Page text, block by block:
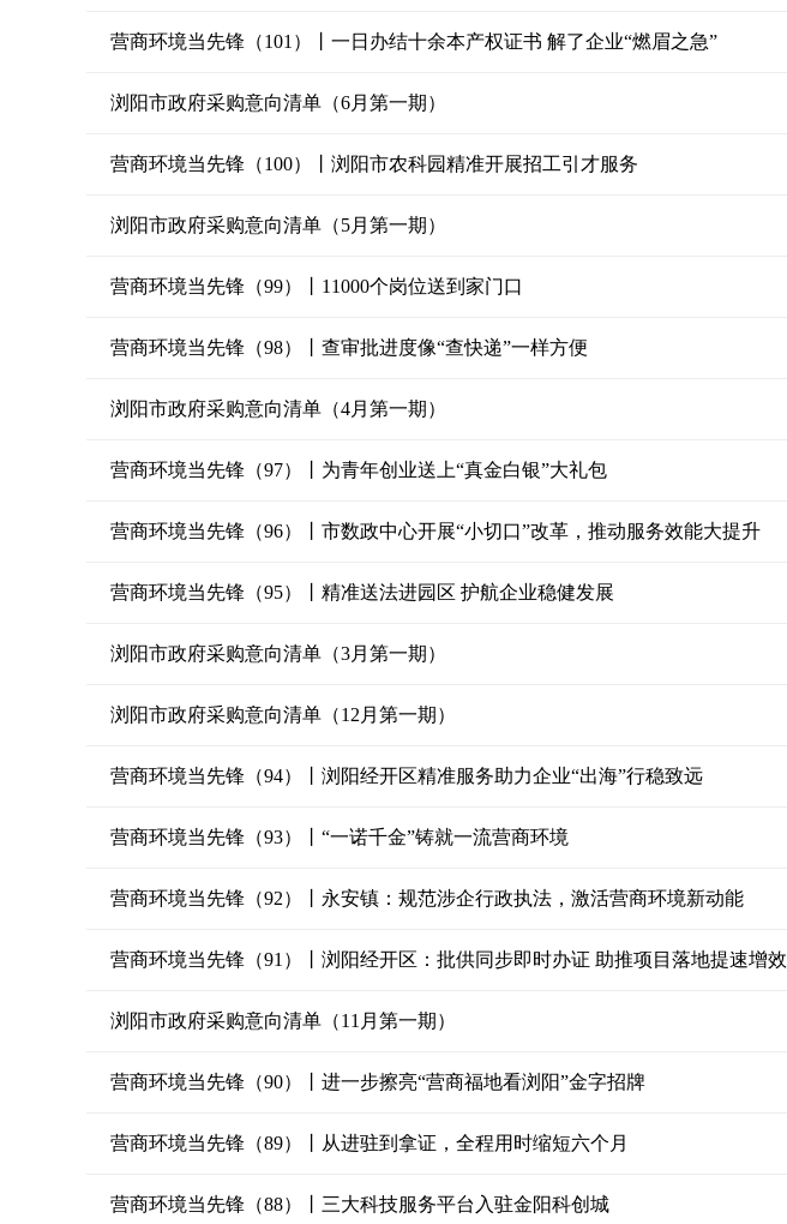
营商环境当先锋（101）丨一日办结十余本产权证书 解了企业“燃眉之急”
浏阳市政府采购意向清单（6月第一期）
营商环境当先锋（100）丨浏阳市农科园精准开展招工引才服务
浏阳市政府采购意向清单（5月第一期）
营商环境当先锋（99）丨11000个岗位送到家门口
营商环境当先锋（98）丨查审批进度像“查快递”一样方便
浏阳市政府采购意向清单（4月第一期）
营商环境当先锋（97）丨为青年创业送上“真金白银”大礼包
营商环境当先锋（96）丨市数政中心开展“小切口”改革，推动服务效能大提升
营商环境当先锋（95）丨精准送法进园区 护航企业稳健发展
浏阳市政府采购意向清单（3月第一期）
浏阳市政府采购意向清单（12月第一期）
营商环境当先锋（94）丨浏阳经开区精准服务助力企业“出海”行稳致远
营商环境当先锋（93）丨“一诺千金”铸就一流营商环境
营商环境当先锋（92）丨永安镇：规范涉企行政执法，激活营商环境新动能
营商环境当先锋（91）丨浏阳经开区：批供同步即时办证 助推项目落地提速增效
浏阳市政府采购意向清单（11月第一期）
营商环境当先锋（90）丨进一步擦亮“营商福地看浏阳”金字招牌
营商环境当先锋（89）丨从进驻到拿证，全程用时缩短六个月
营商环境当先锋（88）丨三大科技服务平台入驻金阳科创城